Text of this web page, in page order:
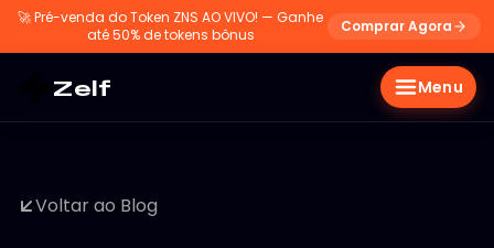
🚀Pré-venda do Token ZNS AO VIVO! — Ganhe
até 50% de tokens bônus
Comprar Agora
Zelf Menu
Voltar ao Blog